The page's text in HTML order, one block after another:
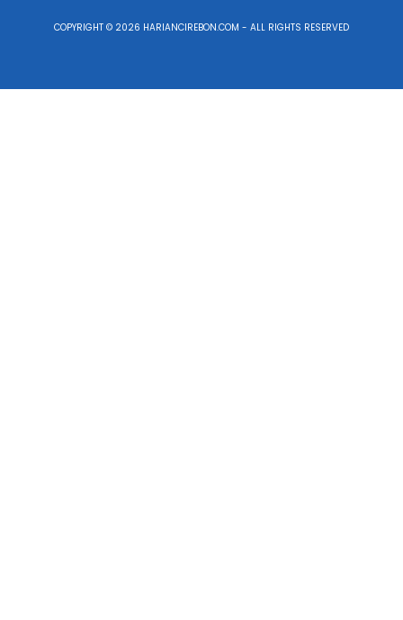
COPYRIGHT © 2026 HARIANCIREBON.COM - ALL RIGHTS RESERVED